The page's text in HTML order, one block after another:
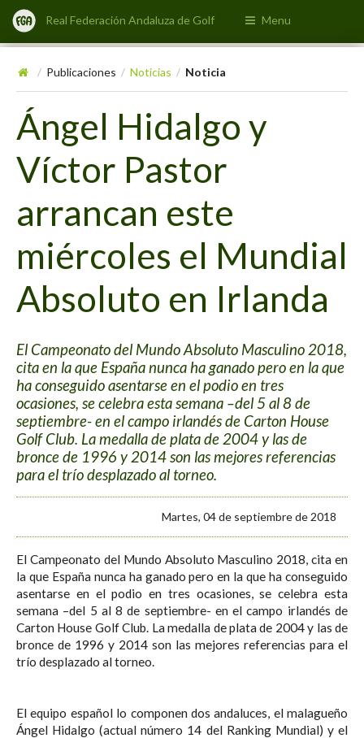
Real Federación Andaluza de Golf Menu
/ Publicaciones / Noticias / Noticia
Ángel Hidalgo y
Víctor Pastor
arrancan este
miércoles el Mundial
Absoluto en Irlanda
El Campeonato del Mundo Absoluto Masculino 2018,
cita en la que España nunca ha ganado pero en la que
ha conseguido asentarse en el podio en tres
ocasiones, se celebra esta semana –del 5 al 8 de
septiembre- en el campo irlandés de Carton House
Golf Club. La medalla de plata de 2004 y las de
bronce de 1996 y 2014 son las mejores referencias
para el trío desplazado al torneo.
Martes, 04 de septiembre de 2018
El Campeonato del Mundo Absoluto Masculino 2018, cita en
la que España nunca ha ganado pero en la que ha conseguido
asentarse en el podio en tres ocasiones, se celebra esta
semana –del 5 al 8 de septiembre- en el campo irlandés de
Carton House Golf Club. La medalla de plata de 2004 y las de
bronce de 1996 y 2014 son las mejores referencias para el
trío desplazado al torneo.
El equipo español lo componen dos andaluces, el malagueño
Ángel Hidalgo (actual número 14 del Ranking Mundial) y el